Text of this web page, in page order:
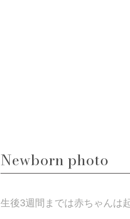
Newborn photo
生後3週間までは赤ちゃんは